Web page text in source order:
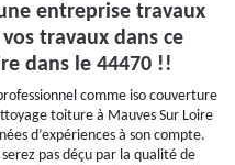
entreprise travaux
travaux dans ce
dans le 44470 !!
comme iso couverture
toiture à Mauves Sur Loire
d’expériences à son compte.
pas déçu par la qualité de